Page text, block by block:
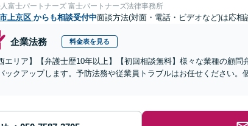
富士パートナーズ 富士パートナーズ法律事務所
上京区 からも相談受付中面談方法(対面・電話・ビデオなど)は応相
企業法務 料金表を見る
エリア】【弁護士歴10年以上】【初回相談無料】様々な業種の顧
ックアップします。予防法務や従業員トラブルはお任せください。